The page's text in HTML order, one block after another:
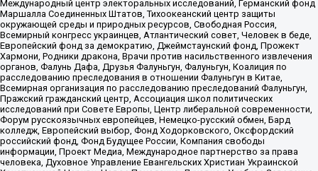
Международный центр электоральных исследований, Германский фонд
Маршалла Соединенных Штатов, Тихоокеанский центр защиты
окружающей среды и природных ресурсов, Свободная Россия,
Всемирный конгресс украинцев, Атлантический совет, Человек в беде,
Европейский фонд за демократию, Джеймстаунский фонд, Прожект
Хармони, Родники дракона, Врачи против насильственного извлечения
органов, Фалунь Дафа, Друзья Фалуньгун, Фалуньгун, Коалиция по
расследованию преследования в отношении Фалуньгун в Китае,
Всемирная организация по расследованию преследований Фалуньгун,
Пражский гражданский центр, Ассоциация школ политических
исследований при Совете Европы, Центр либеральной современности,
Форум русскоязычных европейцев, Немецко-русский обмен, Бард
колледж, Европейский выбор, Фонд Ходорковского, Оксфордский
российский фонд, Фонд Будущее России, Компания свободы
информации, Проект Медиа, Международное партнерство за права
человека, Духовное Управление Евангельских Христиан Украинской